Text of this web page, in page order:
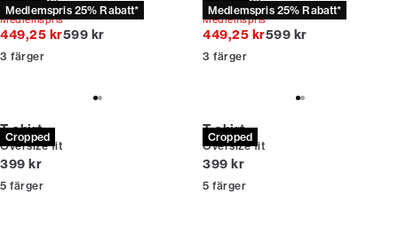
Medlemspris 25% Rabatt*
Relaxed fit
Medlemspris*
449,25 krOriginalpris
599 kr
3 färger
Medlemspris 25% Rabatt*
Relaxed fit
Medlemspris*
449,25 krOriginalpris
599 kr
3 färger
Cropped
T-shirt
Oversize fit
Nuvarande pris
399 kr
5 färger
Cropped
T-shirt
Oversize fit
Nuvarande pris
399 kr
5 färger